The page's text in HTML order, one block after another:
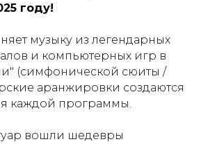
году!
музыку из легендарных
и компьютерных игр в
(симфонической сюиты /
аранжировки создаются
каждой программы.
вошли шедевры